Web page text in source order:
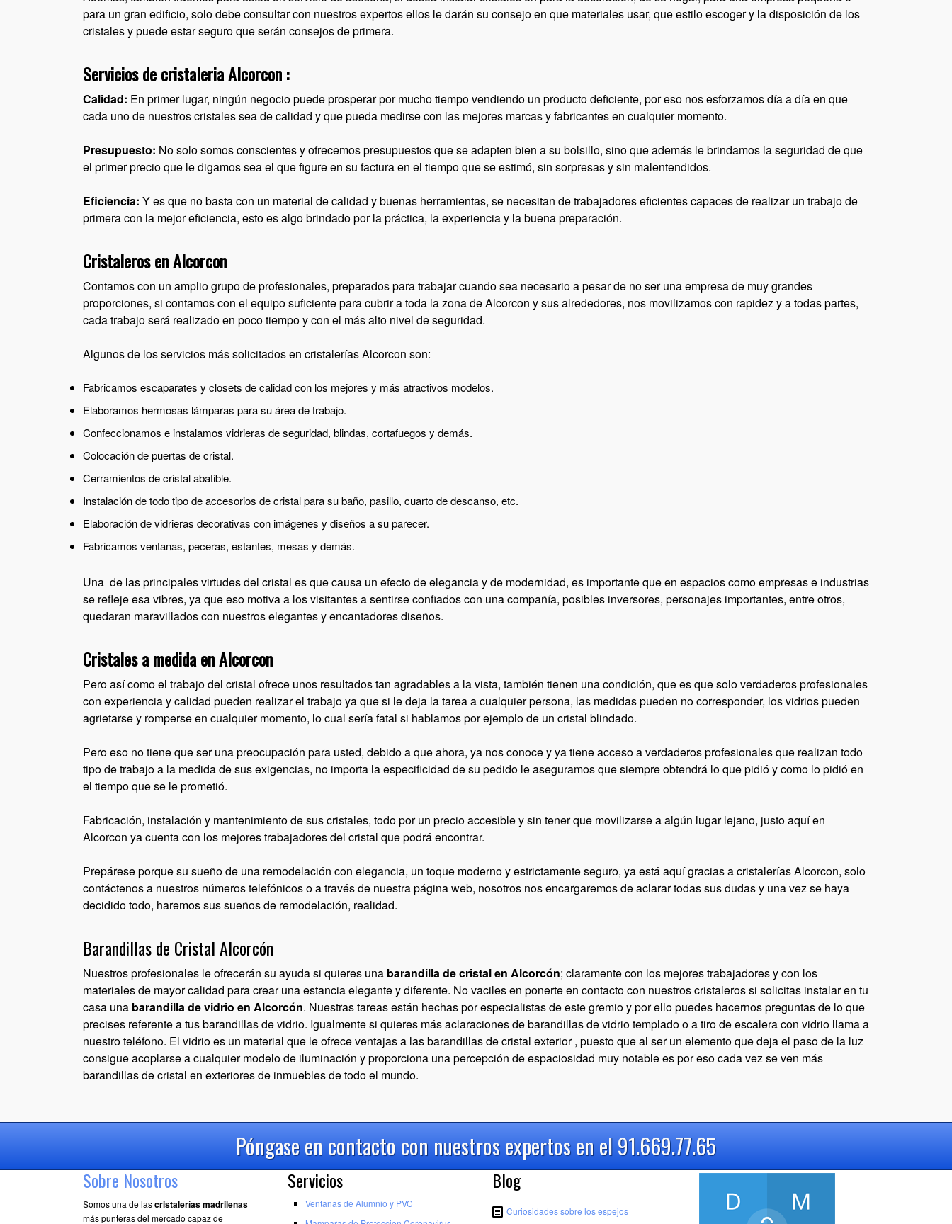
para un gran edificio, solo debe consultar con nuestros expertos ellos le darán su consejo en que materiales usar, que estilo escoger y la disposición de los
cristales y puede estar seguro que serán consejos de primera.
Servicios de cristaleria Alcorcon :
Calidad: En primer lugar, ningún negocio puede prosperar por mucho tiempo vendiendo un producto deficiente, por eso nos esforzamos día a día en que
cada uno de nuestros cristales sea de calidad y que pueda medirse con las mejores marcas y fabricantes en cualquier momento.
Presupuesto: No solo somos conscientes y ofrecemos presupuestos que se adapten bien a su bolsillo, sino que además le brindamos la seguridad de que
el primer precio que le digamos sea el que figure en su factura en el tiempo que se estimó, sin sorpresas y sin malentendidos.
Eficiencia: Y es que no basta con un material de calidad y buenas herramientas, se necesitan de trabajadores eficientes capaces de realizar un trabajo de
primera con la mejor eficiencia, esto es algo brindado por la práctica, la experiencia y la buena preparación.
Cristaleros en Alcorcon
Contamos con un amplio grupo de profesionales, preparados para trabajar cuando sea necesario a pesar de no ser una empresa de muy grandes
proporciones, si contamos con el equipo suficiente para cubrir a toda la zona de Alcorcon y sus alrededores, nos movilizamos con rapidez y a todas partes,
cada trabajo será realizado en poco tiempo y con el más alto nivel de seguridad.
Algunos de los servicios más solicitados en cristalerías Alcorcon son:
Fabricamos escaparates y closets de calidad con los mejores y más atractivos modelos.
Elaboramos hermosas lámparas para su área de trabajo.
Confeccionamos e instalamos vidrieras de seguridad, blindas, cortafuegos y demás.
Colocación de puertas de cristal.
Cerramientos de cristal abatible.
Instalación de todo tipo de accesorios de cristal para su baño, pasillo, cuarto de descanso, etc.
Elaboración de vidrieras decorativas con imágenes y diseños a su parecer.
Fabricamos ventanas, peceras, estantes, mesas y demás.
Una de las principales virtudes del cristal es que causa un efecto de elegancia y de modernidad, es importante que en espacios como empresas e industrias
se refleje esa vibres, ya que eso motiva a los visitantes a sentirse confiados con una compañía, posibles inversores, personajes importantes, entre otros,
quedaran maravillados con nuestros elegantes y encantadores diseños.
Cristales a medida en Alcorcon
Pero así como el trabajo del cristal ofrece unos resultados tan agradables a la vista, también tienen una condición, que es que solo verdaderos profesionales
con experiencia y calidad pueden realizar el trabajo ya que si le deja la tarea a cualquier persona, las medidas pueden no corresponder, los vidrios pueden
agrietarse y romperse en cualquier momento, lo cual sería fatal si hablamos por ejemplo de un cristal blindado.
Pero eso no tiene que ser una preocupación para usted, debido a que ahora, ya nos conoce y ya tiene acceso a verdaderos profesionales que realizan todo
tipo de trabajo a la medida de sus exigencias, no importa la especificidad de su pedido le aseguramos que siempre obtendrá lo que pidió y como lo pidió en
el tiempo que se le prometió.
Fabricación, instalación y mantenimiento de sus cristales, todo por un precio accesible y sin tener que movilizarse a algún lugar lejano, justo aquí en
Alcorcon ya cuenta con los mejores trabajadores del cristal que podrá encontrar.
Prepárese porque su sueño de una remodelación con elegancia, un toque moderno y estrictamente seguro, ya está aquí gracias a cristalerías Alcorcon, solo
contáctenos a nuestros números telefónicos o a través de nuestra página web, nosotros nos encargaremos de aclarar todas sus dudas y una vez se haya
decidido todo, haremos sus sueños de remodelación, realidad.
Barandillas de Cristal Alcorcón
Nuestros profesionales le ofrecerán su ayuda si quieres una barandilla de cristal en Alcorcón; claramente con los mejores trabajadores y con los
materiales de mayor calidad para crear una estancia elegante y diferente. No vaciles en ponerte en contacto con nuestros cristaleros si solicitas instalar en tu
casa una barandilla de vidrio en Alcorcón. Nuestras tareas están hechas por especialistas de este gremio y por ello puedes hacernos preguntas de lo que
precises referente a tus barandillas de vidrio. Igualmente si quieres más aclaraciones de barandillas de vidrio templado o a tiro de escalera con vidrio llama a
nuestro teléfono. El vidrio es un material que le ofrece ventajas a las barandillas de cristal exterior , puesto que al ser un elemento que deja el paso de la luz
consigue acoplarse a cualquier modelo de iluminación y proporciona una percepción de espaciosidad muy notable es por eso cada vez se ven más
barandillas de cristal en exteriores de inmuebles de todo el mundo.
Póngase en contacto con nuestros expertos en el 91.669.77.65
Sobre Nosotros
Somos una de lascristalerías madrilenas
más punteras del mercado capaz de
Servicios
Ventanas de Alumnio y PVC
Blog
Curiosidades sobre los espejos